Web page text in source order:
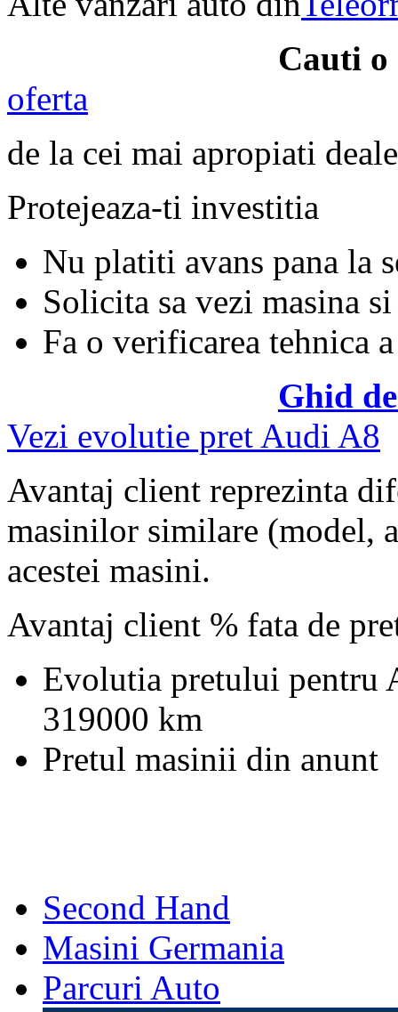
Cauti o
oferta
de la cei mai apropiati
Protejeaza-ti investitia
Nu platiti avans pana la
Solicita sa vezi masina si
Fa o verificarea tehnica
Ghid
Vezi evolutie pret Audi A8
Avantaj client reprezinta
masinilor similare (model,
acestei masini.
Avantaj client % fata de
Evolutia pretului pentru
319000 km
Pretul masinii din anunt
Second Hand
Masini Germania
Parcuri Auto